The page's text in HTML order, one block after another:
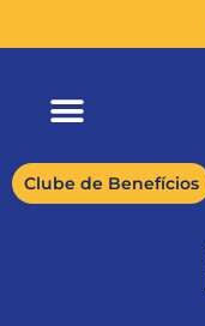
Clube de Benefícios